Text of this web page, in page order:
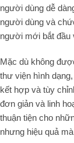
người dùng dễ
người dùng và
người mới bắt đầu
Mặc dù không
thư viện hình
kết hợp và tùy
đơn giản và linh
thuận tiện cho
nhưng hiệu quả